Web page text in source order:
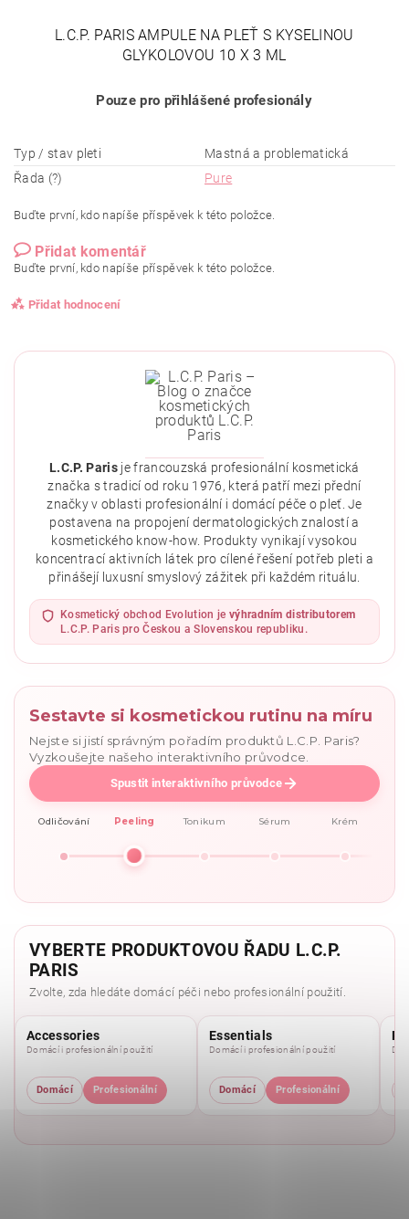
L.C.P. PARIS AMPULE NA PLEŤ S KYSELINOU
GLYKOLOVOU 10 X 3 ML
Pouze pro přihlášené profesionály
Typ / stav pleti
Mastná a problematická
Řada (?)
Pure
Buďte první, kdo napíše příspěvek k této položce.
Přidat komentář
Buďte první, kdo napíše příspěvek k této položce.
Přidat hodnocení
Vložením hodnocení souhlasíte se
zásadami ochrany
osobních údajů.
L.C.P. Paris je francouzská profesionální kosmetická
značka s tradicí od roku 1976, která patří mezi přední
značky v oblasti profesionální i domácí péče o pleť. Je
postavena na propojení dermatologických znalostí a
kosmetického know-how. Produkty vynikají vysokou
koncentrací aktivních látek pro cílené řešení potřeb pleti a
přinášejí luxusní smyslový zážitek při každém rituálu.
Kosmetický obchod Evolution je výhradním distributorem
L.C.P. Paris pro Českou a Slovenskou republiku.
Sestavte si kosmetickou rutinu na míru
Nejste si jistí správným pořadím produktů L.C.P. Paris?
Vyzkoušejte našeho interaktivního průvodce.
Spustit interaktivního průvodce
Odličování Peeling Tonikum Sérum Krém
VYBERTE PRODUKTOVOU ŘADU L.C.P.
PARIS
Zvolte, zda hledáte domácí péči nebo profesionální použití.
Accessories
Domácí i profesionální použití
Domácí Profesionální
Essentials
Domácí i profesionální použití
Domácí Profesionální